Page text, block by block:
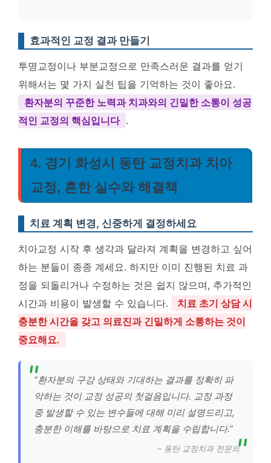
효과적인 교정 결과 만들기
투명교정이나 부분교정으로 만족스러운 결과를 얻기
위해서는 몇 가지 실천 팁을 기억하는 것이 좋아요.
환자분의 꾸준한 노력과 치과와의 긴밀한 소통이 성공
적인 교정의 핵심입니다 .
4. 경기 화성시 동탄 교정치과 치아
교정, 흔한 실수와 해결책
치료 계획 변경, 신중하게 결정하세요
치아교정 시작 후 생각과 달라져 계획을 변경하고 싶어
하는 분들이 종종 계세요. 하지만 이미 진행된 치료 과
정을 되돌리거나 수정하는 것은 쉽지 않으며, 추가적인
시간과 비용이 발생할 수 있습니다.
치료 초기 상담 시
충분한 시간을 갖고 의료진과 긴밀하게 소통하는 것이
중요해요.
“환자분의 구강 상태와 기대하는 결과를 정확히 파
악하는 것이 교정 성공의 첫걸음입니다. 교정 과정
중 발생할 수 있는 변수들에 대해 미리 설명드리고,
충분한 이해를 바탕으로 치료 계획을 수립합니다.”
– 동탄 교정치과 전문의